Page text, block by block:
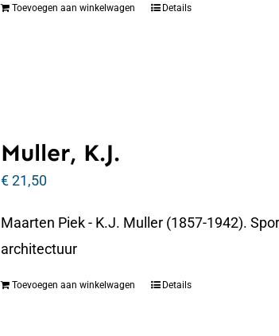
Toevoegen aan winkelwagen Details
Muller, K.J.
€21,50
Maarten Piek - K.J. Muller (1857-1942).
architectuur
Toevoegen aan winkelwagen Details